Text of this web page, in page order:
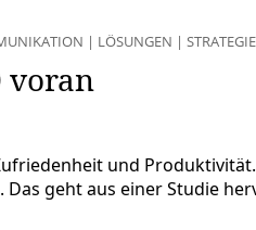
| LÖSUNGEN |
voran
und
geht aus einer Studie